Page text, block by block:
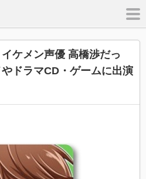
イケメン声優 高橋渉だっ
ドラマCD・ゲームに出演